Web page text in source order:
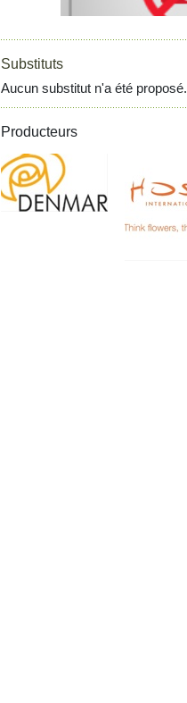
Substituts
Aucun substitut n'a été proposé.
Producteurs